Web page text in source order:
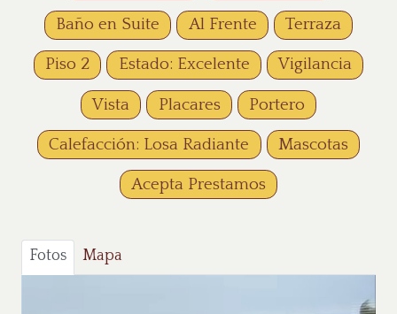
Baño en Suite Al Frente Terraza
Piso 2 Estado: Excelente Vigilancia
Vista Placares Portero
Calefacción: Losa Radiante Mascotas
Acepta Prestamos
Fotos Mapa